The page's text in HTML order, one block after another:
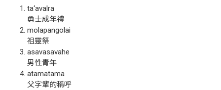
ta‘avalra
勇士成年禮
molapangolai
祖靈祭
asavasavahe
男性青年
atamatama
父字輩的稱呼